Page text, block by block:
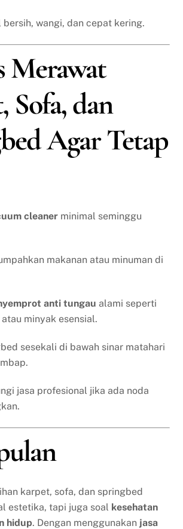
bersih, wangi, dan cepat kering.
Merawat
Sofa, dan
Agar Tetap
cleaner minimal seminggu
makanan atau minuman di
anti tungau alami seperti
minyak esensial.
sesekali di bawah sinar matahari
jasa profesional jika ada noda
karpet, sofa, dan springbed
estetika, tapi juga soal kesehatan
hidup. Dengan menggunakan jasa